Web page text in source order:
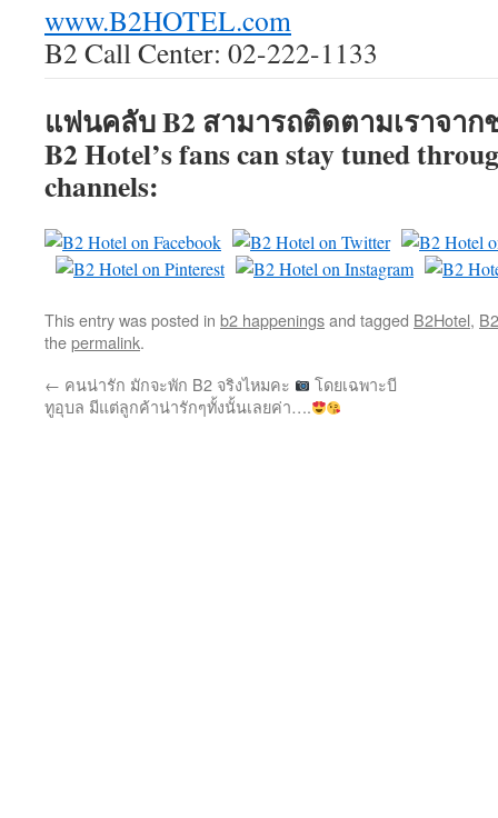
www.B2HOTEL.com
B2 Call Center: 02-222-1133
แฟนคลับ B2 สามารถติดตามเราจาก
B2 Hotel’s fans can stay tuned
channels:
This entry was posted in b2 happeningsand tagged B2Hotel,
thepermalink.
← คนน่ารัก มักจะพัก B2 จริงไหมคะ
โดยเฉพาะบี
ทูอุบล มีแต่ลูกค้าน่ารักๆทั้งนั้นเลยค่า….